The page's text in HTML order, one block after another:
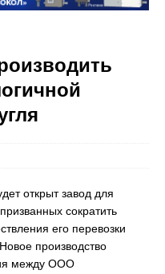
открыт завод для
сократить
его перевозки
производство
между ООО